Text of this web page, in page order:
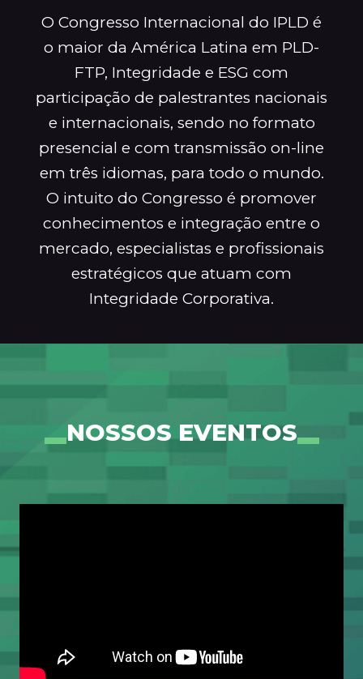
O Congresso Internacional do IPLD é
o maior da América Latina em PLD-
FTP, Integridade e ESG com
participação de palestrantes nacionais
e internacionais, sendo no formato
presencial e com transmissão on-line
em três idiomas, para todo o mundo.
O intuito do Congresso é promover
conhecimentos e integração entre o
mercado, especialistas e profissionais
estratégicos que atuam com
Integridade Corporativa.
NOSSOS EVENTOS